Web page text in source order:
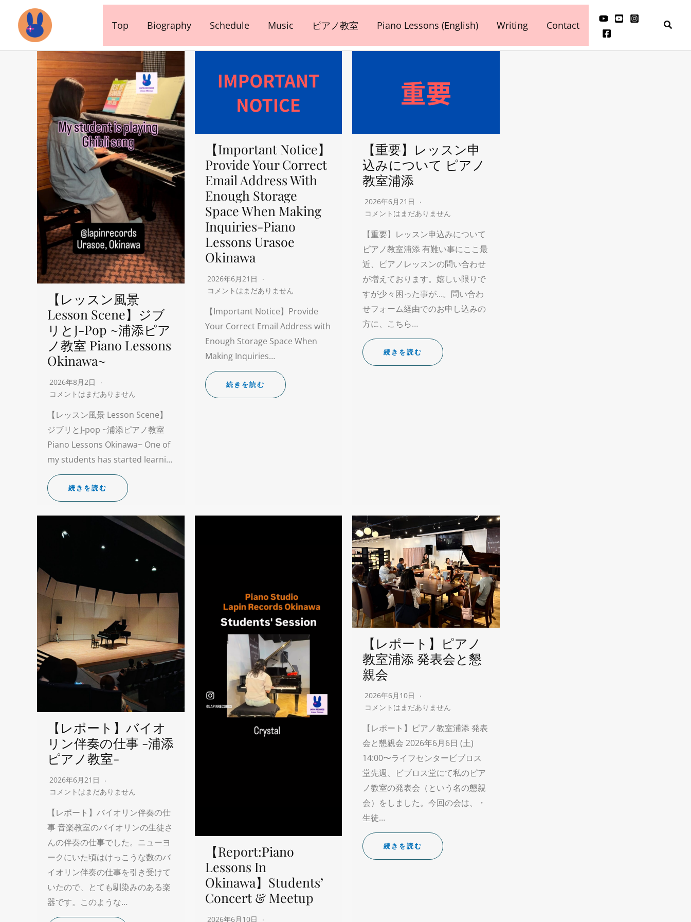
ス
Top Biography Schedule Music ピアノ教室 Piano Lessons (English) Writing Contact
検
【レッスン風景
Lesson Scene】ジブ
リとJ-Pop ~浦添ピア
ノ教室 Piano Lessons
Okinawa~
2026年8月2日
コメントはまだありません
【レッスン風景 Lesson Scene】
ジブリとJ-pop ~浦添ピアノ教室
Piano Lessons Okinawa~ One of
my students has started learni…
続きを読む
【Important Notice】
Provide Your Correct
Email Address With
Enough Storage
Space When Making
Inquiries-Piano
Lessons Urasoe
Okinawa
2026年6月21日
コメントはまだありません
【Important Notice】Provide
Your Correct Email Address with
Enough Storage Space When
Making Inquiries…
続きを読む
【重要】レッスン申
込みについて ピアノ
教室浦添
2026年6月21日
コメントはまだありません
【重要】レッスン申込みについて
ピアノ教室浦添 有難い事にここ最
近、ピアノレッスンの問い合わせ
が増えております。嬉しい限りで
すが少々困った事が…。問い合わ
せフォーム経由でのお申し込みの
方に、こちら…
続きを読む
【レポート】バイオ
リン伴奏の仕事 -浦添
ピアノ教室-
2026年6月21日
コメントはまだありません
【レポート】バイオリン伴奏の仕
事 音楽教室のバイオリンの生徒さ
んの伴奏の仕事でした。ニューヨ
ークにいた頃はけっこうな数のバ
イオリン伴奏の仕事を引き受けて
いたので、とても馴染みのある楽
器です。このような…
【Report:Piano
Lessons In
Okinawa】Students’
Concert & Meetup
2026年6月10日
【レポート】ピアノ
教室浦添 発表会と懇
親会
2026年6月10日
コメントはまだありません
【レポート】ピアノ教室浦添 発表
会と懇親会 2026年6月6日 (土)
14:00〜ライフセンタービブロス
堂先週、ビブロス堂にて私のピア
ノ教室の発表会（という名の懇親
会）をしました。今回の会は、・
生徒…
続きを読む